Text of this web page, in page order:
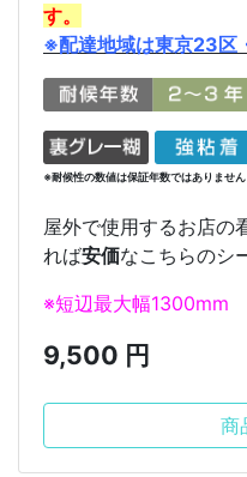
す。
※配達地域は東京23区
※耐候性の数値は保証年数ではありません
屋外で使用するお店の
れば安価なこちらのシ
※短辺最大幅1300mm
9,500 円
商